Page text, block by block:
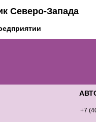
Северо-Запада
+7